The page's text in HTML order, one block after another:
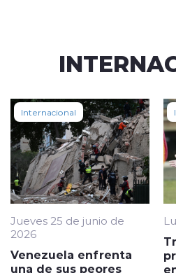
Internacional
Jueves 25 de junio de
2026
Venezuela enfrenta
una de sus peores